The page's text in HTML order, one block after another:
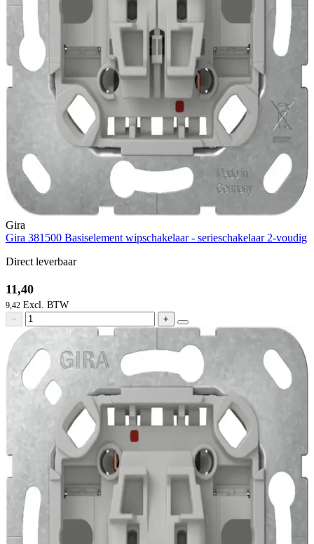
Gira
Gira 381500 Basiselement wipschakelaar - serieschakelaar 2-voudig
Direct leverbaar
11,40
9,42
− +